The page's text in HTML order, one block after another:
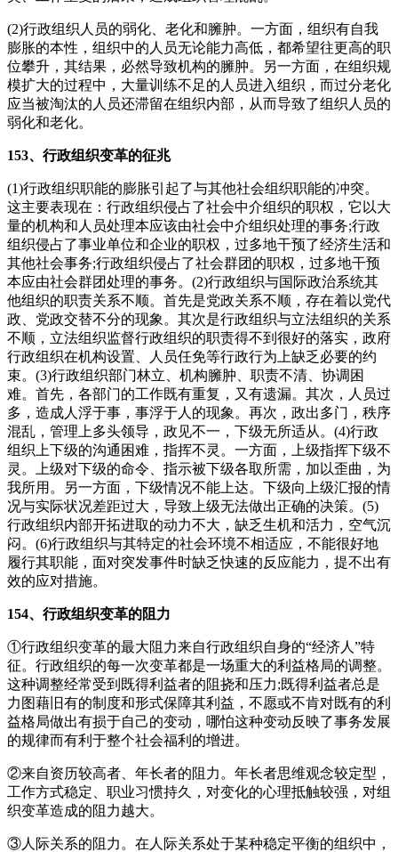
(2)行政组织人员的弱化、老化和臃肿。一方面，组织有自我
膨胀的本性，组织中的人员无论能力高低，都希望往更高的职
位攀升，其结果，必然导致机构的臃肿。另一方面，在组织规
模扩大的过程中，大量训练不足的人员进入组织，而过分老化
应当被淘汰的人员还滞留在组织内部，从而导致了组织人员的
弱化和老化。
153、行政组织变革的征兆
(1)行政组织职能的膨胀引起了与其他社会组织职能的冲突。
这主要表现在：行政组织侵占了社会中介组织的职权，它以大
量的机构和人员处理本应该由社会中介组织处理的事务;行政
组织侵占了事业单位和企业的职权，过多地干预了经济生活和
其他社会事务;行政组织侵占了社会群团的职权，过多地干预
本应由社会群团处理的事务。(2)行政组织与国际政治系统其
他组织的职责关系不顺。首先是党政关系不顺，存在着以党代
政、党政交替不分的现象。其次是行政组织与立法组织的关系
不顺，立法组织监督行政组织的职责得不到很好的落实，政府
行政组织在机构设置、人员任免等行政行为上缺乏必要的约
束。(3)行政组织部门林立、机构臃肿、职责不清、协调困
难。首先，各部门的工作既有重复，又有遗漏。其次，人员过
多，造成人浮于事，事浮于人的现象。再次，政出多门，秩序
混乱，管理上多头领导，政见不一，下级无所适从。(4)行政
组织上下级的沟通困难，指挥不灵。一方面，上级指挥下级不
灵。上级对下级的命令、指示被下级各取所需，加以歪曲，为
我所用。另一方面，下级情况不能上达。下级向上级汇报的情
况与实际状况差距过大，导致上级无法做出正确的决策。(5)
行政组织内部开拓进取的动力不大，缺乏生机和活力，空气沉
闷。(6)行政组织与其特定的社会环境不相适应，不能很好地
履行其职能，面对突发事件时缺乏快速的反应能力，提不出有
效的应对措施。
154、行政组织变革的阻力
①行政组织变革的最大阻力来自行政组织自身的“经济人”特
征。行政组织的每一次变革都是一场重大的利益格局的调整。
这种调整经常受到既得利益者的阻挠和压力;既得利益者总是
力图藉旧有的制度和形式保障其利益，不愿或不肯对既有的利
益格局做出有损于自己的变动，哪怕这种变动反映了事务发展
的规律而有利于整个社会福利的增进。
②来自资历较高者、年长者的阻力。年长者思维观念较定型，
工作方式稳定、职业习惯持久，对变化的心理抵触较强，对组
织变革造成的阻力越大。
③人际关系的阻力。在人际关系处于某种稳定平衡的组织中，